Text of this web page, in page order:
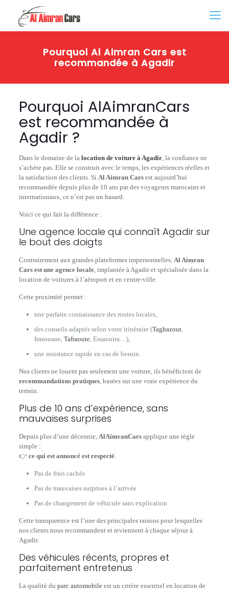
Pourquoi Al Aimran Cars est
recommandée à Agadir
Pourquoi AlAimranCars
est recommandée à
Agadir ?
Dans le domaine de la location de voiture à Agadir, la confiance ne
s’achète pas. Elle se construit avec le temps, les expériences réelles et
la satisfaction des clients. Si Al Aimran Carsest aujourd’hui
recommandée depuis plus de 10 ans par des voyageurs marocains et
internationaux, ce n’est pas un hasard.
Voici ce qui fait la différence :
Une agence locale qui connaît Agadir sur
le bout des doigts
Contrairement aux grandes plateformes impersonnelles, Al Aimran
Cars est une agence locale, implantée à Agadir et spécialisée dans la
location de voitures à l’aéroport et en centre-ville.
Cette proximité permet :
une parfaite connaissance des routes locales,
des conseils adaptés selon votre itinéraire (Taghazout,
Imsouane, Tafraoute, Essaouira…),
une assistance rapide en cas de besoin.
Nos clients ne louent pas seulement une voiture, ils bénéficient de
recommandations pratiques, basées sur une vraie expérience du
terrain.
Plus de 10 ans d’expérience, sans
mauvaises surprises
Depuis plus d’une décennie, AlAimranCarsapplique une règle
simple :
👉 ce qui est annoncé est respecté.
Pas de frais cachés
Pas de mauvaises surprises à l’arrivée
Pas de changement de véhicule sans explication
Cette transparence est l’une des principales raisons pour lesquelles
nos clients nous recommandent et reviennent à chaque séjour à
Agadir.
Des véhicules récents, propres et
parfaitement entretenus
La qualité du parc automobileest un critère essentiel en location de